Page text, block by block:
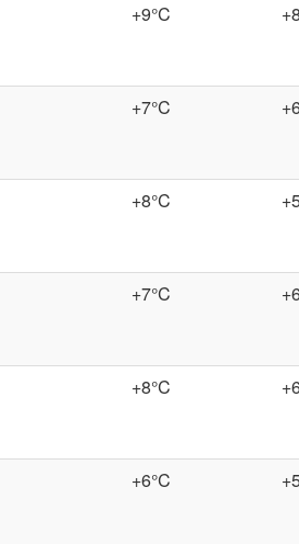
+9°C
+7°C
+8°C
+7°C
+8°C
+6°C